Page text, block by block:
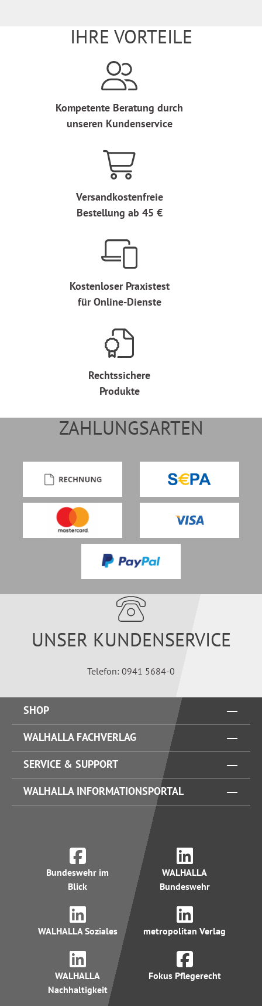
IHRE VORTEILE
Kompetente Beratung durch
unseren Kundenservice
Versandkostenfreie
Bestellung ab 45 €
Kostenloser Praxistest
für Online-Dienste
Rechtssichere
Produkte
ZAHLUNGSARTEN
UNSER KUNDENSERVICE
Telefon: 0941 5684-0
SHOP
WALHALLA FACHVERLAG
SERVICE & SUPPORT
WALHALLA INFORMATIONSPORTAL
Bundeswehr im
Blick
WALHALLA
Bundeswehr
WALHALLA Soziales metropolitan Verlag
WALHALLA
Nachhaltigkeit
Fokus Pflegerecht